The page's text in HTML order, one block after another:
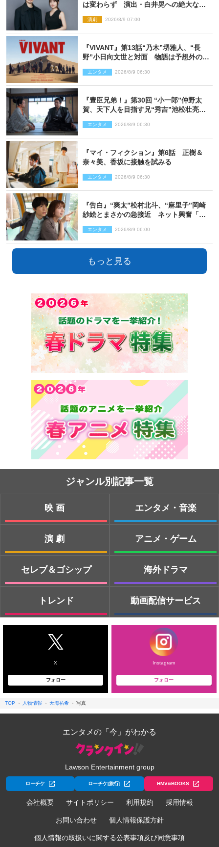
は変わらず 演出・白井晃への絶大なる
演劇 2026/8/9 07:00
『VIVANT』第13話“乃木”堺雅人、“長
野”小日向文世と対面 物語は予想外の展
エンタメ 2026/8/9 06:30
『豊臣兄弟！』第30回 “小一郎”仲野太
賀、天下人を目指す兄“秀吉”池松壮亮
エンタメ 2026/8/9 06:30
『マイ・フィクション』第6話 正樹＆
奈々美、香坂に接触を試みる
エンタメ 2026/8/9 06:30
『告白』“爽太”松村北斗、“麻里子”岡崎
紗絵とまさかの急接近 ネット興奮「そ
り）
エンタメ 2026/8/9 06:00
もっと見る
ジャンル別記事一覧
映画
演劇
セレブ＆ゴシップ
トレンド
エンタメ・音楽
アニメ・ゲーム
海外ドラマ
動画配信サービス
X
フォロー
Instagram
フォロー
TOP 人物情報 天海祐希 写真
エンタメの「今」がわかる
Lawson Entertainment group
ローチケ ローチケ[旅行] HMV&BOOKS
会社概要 サイトポリシー 利用規約 採用情報
お問い合わせ 個人情報保護方針
個人情報の取扱いに関する公表事項及び同意事項